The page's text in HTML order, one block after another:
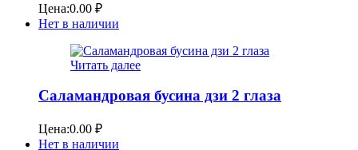
Цена:0.00 ₽
Нет в наличии
Читать далее
Саламандровая бусина дзи 2 глаза
Цена:0.00 ₽
Нет в наличии